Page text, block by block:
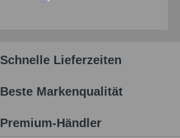
Schnelle Lieferzeiten
Beste Markenqualität
Premium-Händler